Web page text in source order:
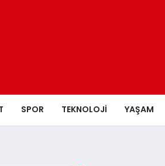
SPOR TEKNOLOJI YAŞAM